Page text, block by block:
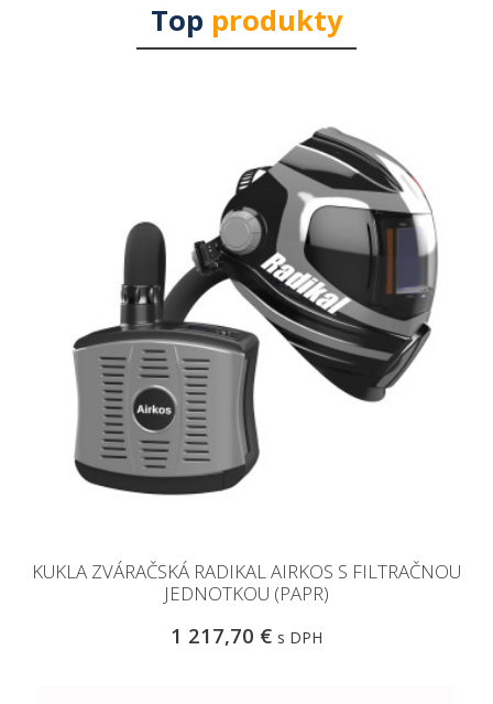
Top produkty
KUKLA ZVÁRAČSKÁ RADIKAL AIRKOS S FILTRAČNOU
JEDNOTKOU (PAPR)
1 217,70 € s DPH